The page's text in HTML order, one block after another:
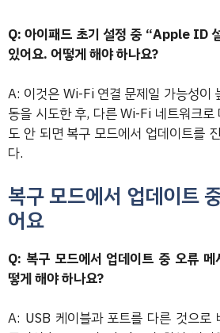
Q: 아이패드 초기 설정 중 “Apple ID
있어요. 어떻게 해야 하나요?
A: 이것은 Wi-Fi 연결 문제일 가능성이
동을 시도한 후, 다른 Wi-Fi 네트워크로
도 안 되면 복구 모드에서 업데이트를
다.
복구 모드에서 업데이트
어요
Q: 복구 모드에서 업데이트 중 오류 메
떻게 해야 하나요?
A: USB 케이블과 포트를 다른 것으로